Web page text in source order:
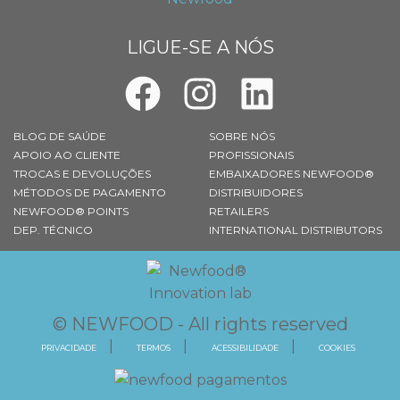
LIGUE-SE A NÓS
BLOG DE SAÚDE
APOIO AO CLIENTE
TROCAS E DEVOLUÇÕES
MÉTODOS DE PAGAMENTO
NEWFOOD® POINTS
DEP. TÉCNICO
SOBRE NÓS
PROFISSIONAIS
EMBAIXADORES NEWFOOD®
DISTRIBUIDORES
RETAILERS
INTERNATIONAL DISTRIBUTORS
© NEWFOOD - All rights reserved
PRIVACIDADE TERMOS ACESSIBILIDADE COOKIES